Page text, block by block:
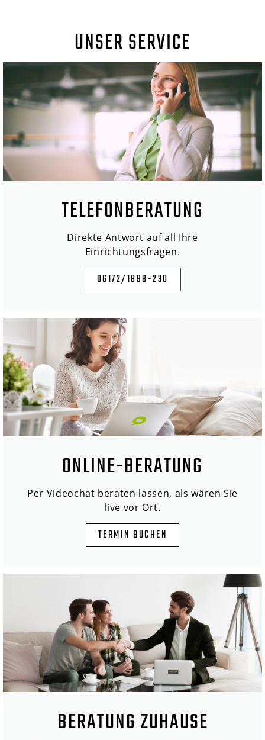
UNSER SERVICE
TELEFONBERATUNG
Direkte Antwort auf all Ihre
Einrichtungsfragen.
06172/1898-230
ONLINE-BERATUNG
Per Videochat beraten lassen, als wären Sie
live vor Ort.
TERMIN BUCHEN
BERATUNG ZUHAUSE